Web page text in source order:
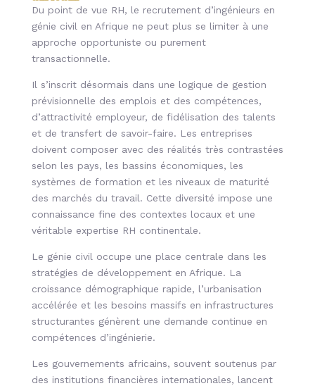
Du point de vue RH, le recrutement d’ingénieurs en
génie civil en Afrique ne peut plus se limiter à une
approche opportuniste ou purement
transactionnelle.
Il s’inscrit désormais dans une logique de gestion
prévisionnelle des emplois et des compétences,
d’attractivité employeur, de fidélisation des talents
et de transfert de savoir-faire. Les entreprises
doivent composer avec des réalités très contrastées
selon les pays, les bassins économiques, les
systèmes de formation et les niveaux de maturité
des marchés du travail. Cette diversité impose une
connaissance fine des contextes locaux et une
véritable expertise RH continentale.
Le génie civil occupe une place centrale dans les
stratégies de développement en Afrique. La
croissance démographique rapide, l’urbanisation
accélérée et les besoins massifs en infrastructures
structurantes génèrent une demande continue en
compétences d’ingénierie.
Les gouvernements africains, souvent soutenus par
des institutions financières internationales, lancent